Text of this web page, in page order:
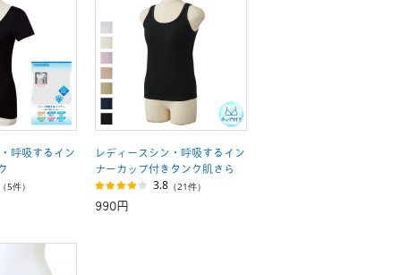
呼吸するイン
5件）
レディースシン・呼吸するイン
ナーカップ付きタンク肌さら
3.8 （21件）
990円